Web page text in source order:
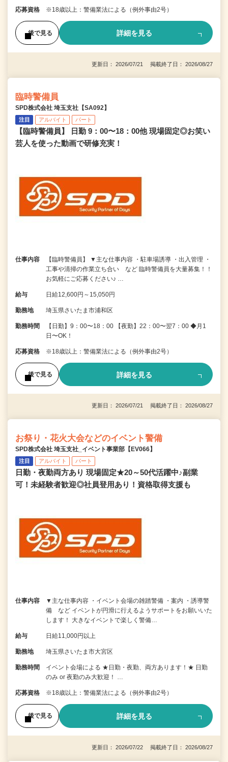
応募資格 ※18歳以上：警備業法による（例外事由2号）
後で見る 詳細を見る
更新日： 2026/07/21 掲載終了日： 2026/08/27
臨時警備員
SPD株式会社 埼玉支社【SA092】
注目 アルバイト パート
【臨時警備員】 日勤 9：00〜18：00他 現場固定◎お笑い
芸人を使った動画で研修充実！
仕事内容
【臨時警備員】 ▼主な仕事内容 ・駐車場誘導 ・出入管理 ・
工事や清掃の作業立ち合い など 臨時警備員を大量募集！！
お気軽にご応募ください♪ …
給与 日給12,600円～15,050円
勤務地 埼玉県さいたま市浦和区
勤務時間
【日勤】9：00〜18：00 【夜勤】22：00〜翌7：00 ◆月1
日〜OK！
応募資格 ※18歳以上：警備業法による（例外事由2号）
後で見る 詳細を見る
更新日： 2026/07/21 掲載終了日： 2026/08/27
お祭り・花火大会などのイベント警備
SPD株式会社 埼玉支社_イベント事業部【EV066】
注目 アルバイト パート
日勤・夜勤両方あり 現場固定★20～50代活躍中♪副業
可！未経験者歓迎◎社員登用あり！資格取得支援も
仕事内容
▼主な仕事内容 ・イベント会場の雑踏警備 ・案内 ・誘導警
備 など イベントが円滑に行えるようサポートをお願いいた
します！ 大きなイベントで楽しく警備…
給与 日給11,000円以上
勤務地 埼玉県さいたま市大宮区
勤務時間
イベント会場による ★日勤・夜勤、両方あります！★ 日勤
のみ or 夜勤のみ大歓迎！ …
応募資格 ※18歳以上：警備業法による（例外事由2号）
後で見る 詳細を見る
更新日： 2026/07/22 掲載終了日： 2026/08/27